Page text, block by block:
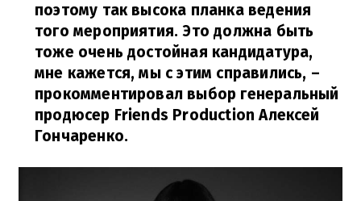
поэтому так высока планка ведения
того мероприятия. Это должна быть
тоже очень достойная кандидатура,
мне кажется, мы с этим справились, –
прокомментировал выбор генеральный
продюсер Friends Production Алексей
Гончаренко.